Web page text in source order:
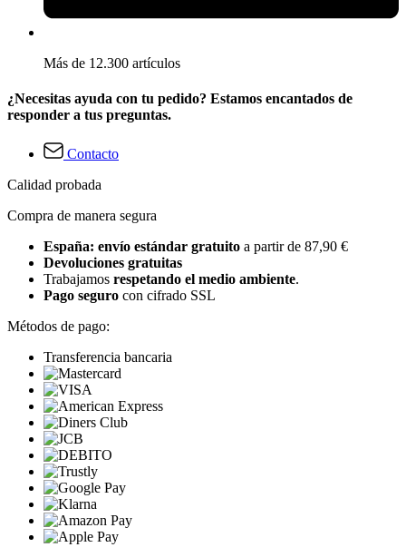
Más de 12.300 artículos
¿Necesitas ayuda con tu pedido? Estamos encantados de
responder a tus preguntas.
Contacto
Calidad probada
Compra de manera segura
España: envío estándar gratuito a partir de 87,90 €
Devoluciones gratuitas
Trabajamos respetando el medio ambiente.
Pago seguro con cifrado SSL
Métodos de pago:
Transferencia bancaria